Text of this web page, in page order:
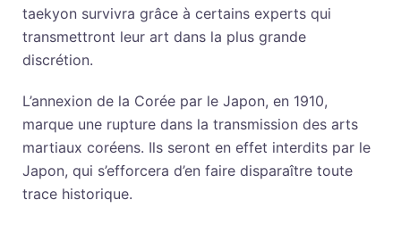
taekyon survivra grâce à certains experts qui
transmettront leur art dans la plus grande
discrétion.
L’annexion de la Corée par le Japon, en 1910,
marque une rupture dans la transmission des arts
martiaux coréens. Ils seront en effet interdits par le
Japon, qui s’efforcera d’en faire disparaître toute
trace historique.